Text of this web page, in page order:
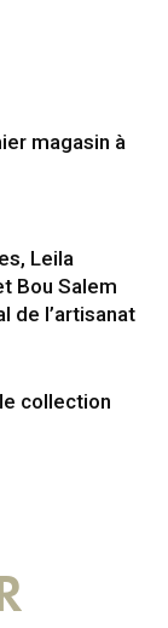
magasin à
Leila
Bou Salem
de l’artisanat
collection